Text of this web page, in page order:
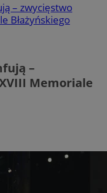
– zwycięstwo
Błażyńskiego
–
Memoriale